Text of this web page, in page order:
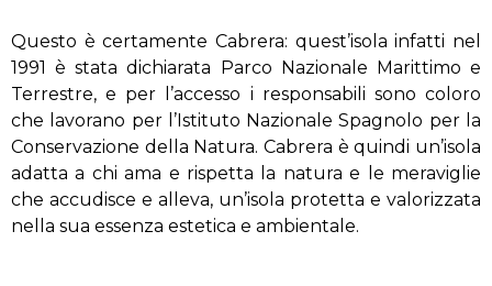
Questo è certamente Cabrera: quest’isola infatti nel
1991 è stata dichiarata Parco Nazionale Marittimo e
Terrestre, e per l’accesso i responsabili sono coloro
che lavorano per l’Istituto Nazionale Spagnolo per la
Conservazione della Natura. Cabrera è quindi un’isola
adatta a chi ama e rispetta la natura e le meraviglie
che accudisce e alleva, un’isola protetta e valorizzata
nella sua essenza estetica e ambientale.